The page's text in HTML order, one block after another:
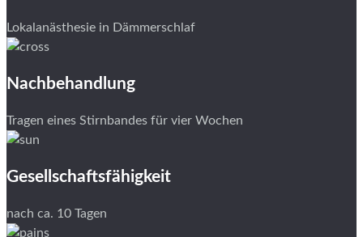
Lokalanästhesie in Dämmerschlaf
Nachbehandlung
Tragen eines Stirnbandes für vier Wochen
Gesellschaftsfähigkeit
nach ca. 10 Tagen